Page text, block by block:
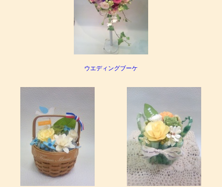
ウエディングブーケ